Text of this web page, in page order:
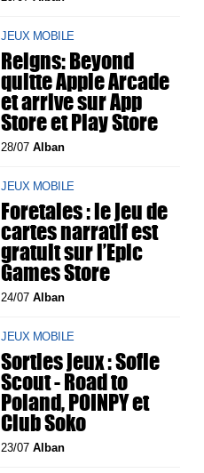
JEUX MOBILE
Reigns: Beyond
quitte Apple Arcade
et arrive sur App
Store et Play Store
28/07Alban
JEUX MOBILE
Foretales : le jeu de
cartes narratif est
gratuit sur l’Epic
Games Store
24/07Alban
JEUX MOBILE
Sorties jeux : Sofie
Scout - Road to
Poland, POINPY et
Club Soko
23/07Alban